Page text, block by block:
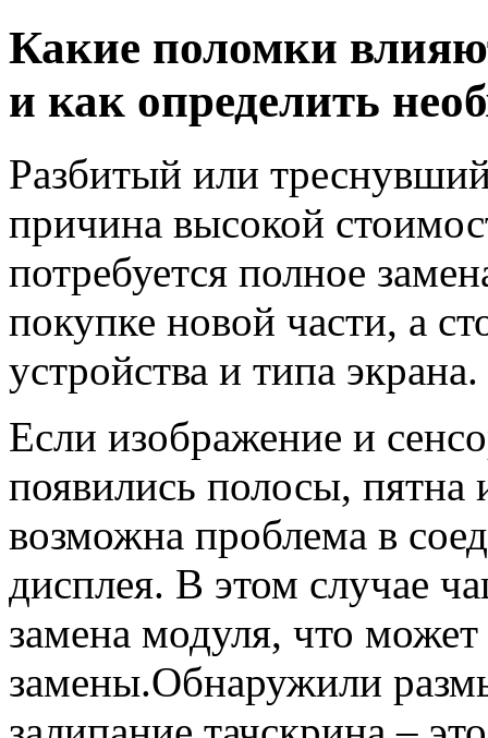
Какие поломки
и как определить
Разбитый или
причина высокой
потребуется полное
покупке новой части, а
устройства и типа экрана.
Если изображение и
появились полосы, пятна
возможна проблема в
дисплея. В этом случае
замена модуля, что
замены.Обнаружили